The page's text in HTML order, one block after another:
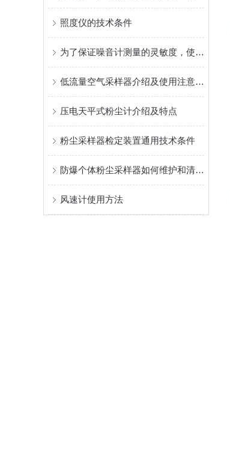
照度仪的技术条件
为了保证噪音计测量的灵敏度，使用前应注意什么呢
低流量空气采样器介绍及使用注意事项
压电天平式粉尘计介绍及特点
粉尘采样器检定装置通用技术条件
防爆个体粉尘采样器如何维护和清洗？
风速计使用方法